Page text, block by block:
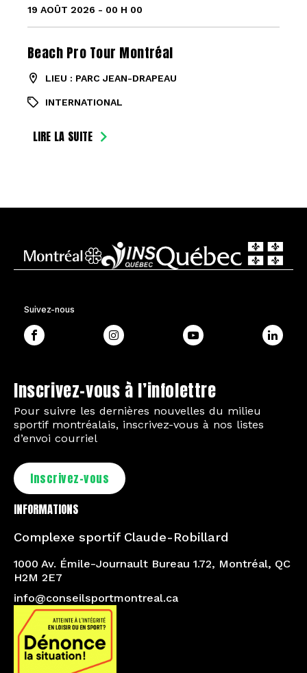
19 AOÛT 2026 - 00 H 00
Beach Pro Tour Montréal
LIEU : PARC JEAN-DRAPEAU
INTERNATIONAL
LIRE LA SUITE
Suivez-nous
Inscrivez-vous à l’infolettre
Pour suivre les dernières nouvelles du milieu
sportif montréalais, inscrivez-vous à nos listes
d’envoi courriel
Inscrivez-vous
INFORMATIONS
Complexe sportif Claude-Robillard
1000 Av. Émile-Journault Bureau 1.72, Montréal, QC
H2M 2E7
info@conseilsportmontreal.ca